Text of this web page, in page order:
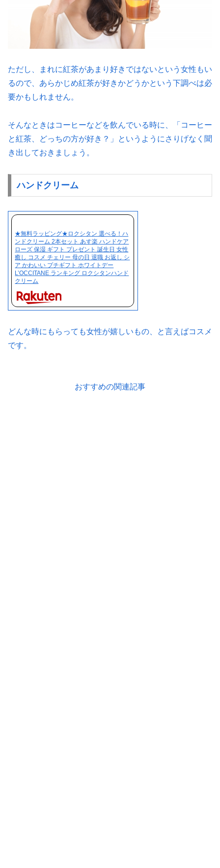
ただし、まれに紅茶があまり好きではないという女性もい
るので、あらかじめ紅茶が好きかどうかという下調べは必
要かもしれません。
そんなときはコーヒーなどを飲んでいる時に、「コーヒー
と紅茶、どっちの方が好き？」というようにさりげなく聞
き出しておきましょう。
ハンドクリーム
★無料ラッピング★ロクシタン 選べる！ハ
ンドクリーム 2本セット あす楽 ハンドケア
ローズ 保湿 ギフト プレゼント 誕生日 女性
癒し コスメ チェリー 母の日 退職 お返し シ
ア かわいい プチギフト ホワイトデー
L’OCCITANE ランキング ロクシタンハンド
クリーム
どんな時にもらっても女性が嬉しいもの、と言えばコスメ
です。
おすすめの関連記事